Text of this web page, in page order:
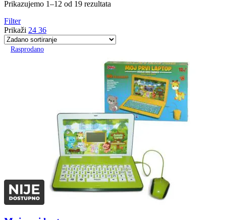
Prikazujemo 1–12 od 19 rezultata
Filter
Prikaži 24 36
Rasprodano